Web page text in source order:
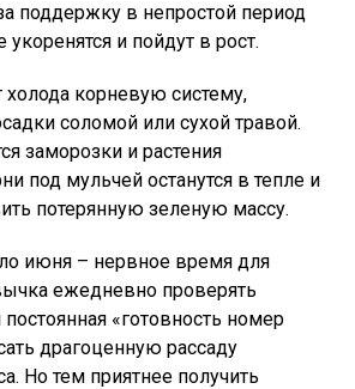
поддержку в непростой период
укоренятся и пойдут в рост.
корневую систему,
соломой или сухой травой.
заморозки и растения
под мульчей останутся в тепле и
потерянную зеленую массу.
июня – нервное время для
ежедневно проверять
«готовность номер
драгоценную рассаду
Но тем приятнее получить